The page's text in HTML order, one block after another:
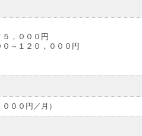
，０００円
～１２０，０００円
００円／月）